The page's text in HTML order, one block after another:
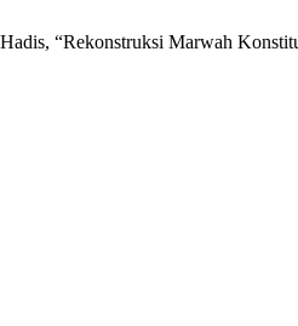
“Rekonstruksi Marwah